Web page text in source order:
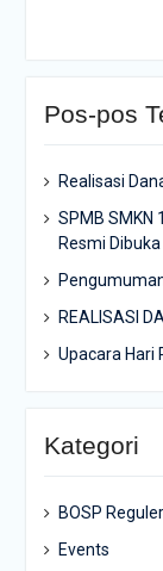
Pos-pos
Realisasi
SPMB SMKN
Resmi Dibuka
REALISASI
Upacara Hari
Kategori
BOSP Reguler
Events